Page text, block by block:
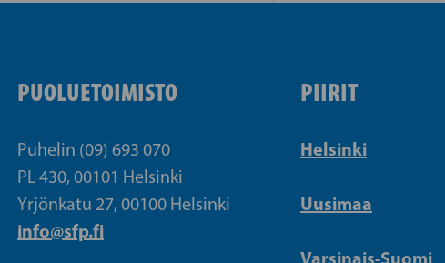
PUOLUETOIMISTO
Puhelin (09) 693 070
PL 430, 00101 Helsinki
Yrjönkatu 27, 00100 Helsinki
info@sfp.fi
PIIRIT
Helsinki
Uusimaa
Varsinais-Suomi